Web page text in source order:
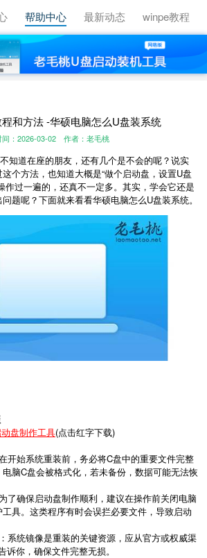
帮助中心 最新动态 winpe教程
和方法 -华硕电脑怎么U盘装系统
间：2026-03-02 作者：老毛桃
知道在座的朋友，还有几个是不会的呢？说实
个方法，也知道大概是“做个启动盘，设置U盘
作过一遍的，还真不一定多。其实，学会它还是
题呢？下面就来看看华硕电脑怎么U盘装系统。
盘制作工具(点击红字下载)
开始系统重装前，务必将C盘中的重要文件完整
脑C盘会被格式化，若未备份，数据可能无法恢
了确保启动盘制作顺利，建议在操作前关闭电脑
工具。这类程序有时会误拦必要文件，导致启动
系统镜像是重装的关键资源，应从官方或权威渠
你，确保文件完整无损。